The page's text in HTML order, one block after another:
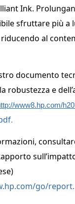
Ink.
sfruttare più a
al
documento
robustezza e
www8.hp.com/
.
go/report.